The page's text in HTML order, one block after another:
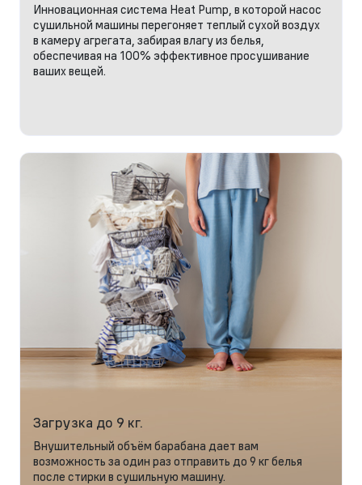
Инновационная система Heat Pump, в которой насос
сушильной машины перегоняет теплый сухой воздух
в камеру агрегата, забирая влагу из белья,
обеспечивая на 100% эффективное просушивание
ваших вещей.
Загрузка до 9 кг.
Внушительный объём барабана дает вам
возможность за один раз отправить до 9 кг белья
после стирки в сушильную машину.